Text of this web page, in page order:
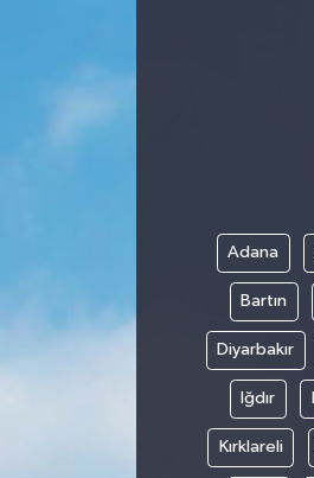
Adana
Bartın
Diyarbakır
Iğdır
Kırklareli
YEREL MEDYA RAPORU